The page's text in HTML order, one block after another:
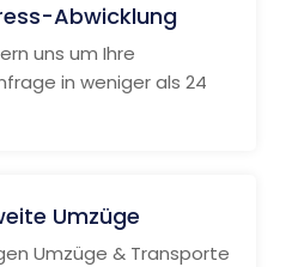
Abwicklung
uns um Ihre
in weniger als 24
Umzüge
Umzüge & Transporte